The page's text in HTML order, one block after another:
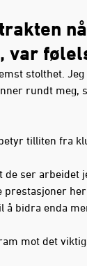
var
stolthet.
rundt meg,
tilliten fra
de ser arbeidet
prestasjoner
å bidra enda
mot det